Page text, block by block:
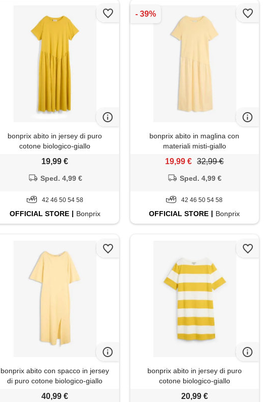
bonprix abito in jersey di puro
cotone biologico-giallo
19,99 €
Sped. 4,99 €
42 46 50 54 58
OFFICIAL STORE Bonprix
bonprix abito in maglina con
materiali misti-giallo
19,99 € 32,99 €
Sped. 4,99 €
42 46 50 54 58
OFFICIAL STORE Bonprix
bonprix abito con spacco in jersey
di puro cotone biologico-giallo
40,99 €
bonprix abito in jersey di puro
cotone biologico-giallo
20,99 €